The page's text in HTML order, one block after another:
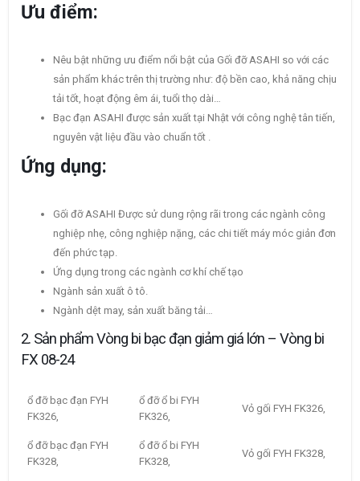
Ưu điểm:
Nêu bật những ưu điểm nổi bật của Gối đỡ ASAHI so với các
sản phẩm khác trên thị trường như: độ bền cao, khả năng chịu
tải tốt, hoạt động êm ái, tuổi thọ dài…
Bạc đạn ASAHI được sản xuất tại Nhật với công nghệ tân tiến,
nguyên vật liệu đầu vào chuẩn tốt .
Ứng dụng:
Gối đỡ ASAHI Được sử dung rộng rãi trong các ngành công
nghiệp nhẹ, công nghiệp nặng, các chi tiết máy móc giản đơn
đến phức tạp.
Ứng dụng trong các ngành cơ khí chế tạo
Ngành sản xuất ô tô.
Ngành dệt may, sản xuất băng tải…
2. Sản phẩm Vòng bi bạc đạn giảm giá lớn – Vòng bi
FX 08-24
ổ đỡ bạc đạn FYH
FK326,
ổ đỡ ổ bi FYH
FK326,
Vỏ gối FYH FK326,
ổ đỡ bạc đạn FYH
FK328,
ổ đỡ ổ bi FYH
FK328,
Vỏ gối FYH FK328,